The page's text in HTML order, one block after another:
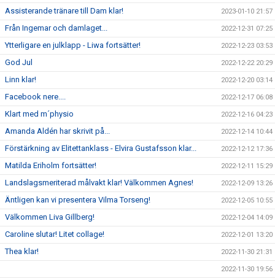
Assisterande tränare till Dam klar! 2023-01-10 21:57
Från Ingemar och damlaget... 2022-12-31 07:25
Ytterligare en julklapp - Liwa fortsätter! 2022-12-23 03:53
God Jul 2022-12-22 20:29
Linn klar! 2022-12-20 03:14
Facebook nere.... 2022-12-17 06:08
Klart med m´physio 2022-12-16 04:23
Amanda Aldén har skrivit på... 2022-12-14 10:44
Förstärkning av Elitettanklass - Elvira Gustafsson klar... 2022-12-12 17:36
Matilda Eriholm fortsätter! 2022-12-11 15:29
Landslagsmeriterad målvakt klar! Välkommen Agnes! 2022-12-09 13:26
Äntligen kan vi presentera Vilma Torseng! 2022-12-05 10:55
Välkommen Liva Gillberg! 2022-12-04 14:09
Caroline slutar! Litet collage! 2022-12-01 13:20
Thea klar! 2022-11-30 21:31
2022-11-30 19:56